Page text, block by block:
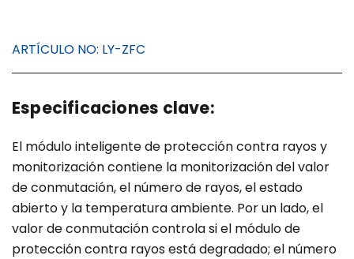
ARTÍCULO NO: LY-ZFC
Especificaciones clave:
El módulo inteligente de protección contra rayos y
monitorización contiene la monitorización del valor
de conmutación, el número de rayos, el estado
abierto y la temperatura ambiente. Por un lado, el
valor de conmutación controla si el módulo de
protección contra rayos está degradado; el número